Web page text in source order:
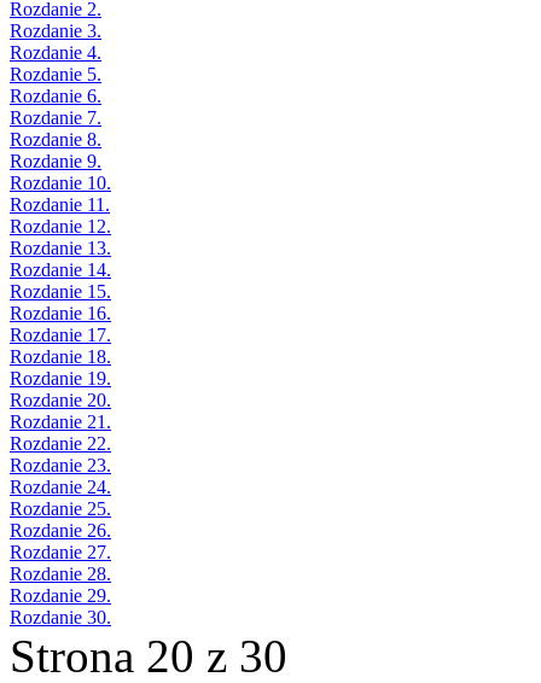
Rozdanie 2.
Rozdanie 3.
Rozdanie 4.
Rozdanie 5.
Rozdanie 6.
Rozdanie 7.
Rozdanie 8.
Rozdanie 9.
Rozdanie 10.
Rozdanie 11.
Rozdanie 12.
Rozdanie 13.
Rozdanie 14.
Rozdanie 15.
Rozdanie 16.
Rozdanie 17.
Rozdanie 18.
Rozdanie 19.
Rozdanie 20.
Rozdanie 21.
Rozdanie 22.
Rozdanie 23.
Rozdanie 24.
Rozdanie 25.
Rozdanie 26.
Rozdanie 27.
Rozdanie 28.
Rozdanie 29.
Rozdanie 30.
Strona 20 z 30